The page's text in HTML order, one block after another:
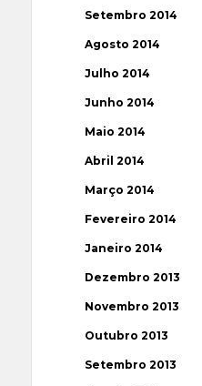
Setembro 2014
Agosto 2014
Julho 2014
Junho 2014
Maio 2014
Abril 2014
Março 2014
Fevereiro 2014
Janeiro 2014
Dezembro 2013
Novembro 2013
Outubro 2013
Setembro 2013